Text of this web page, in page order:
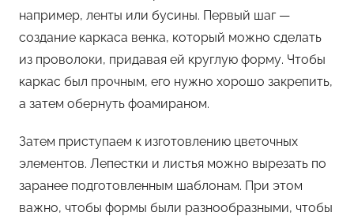
например, ленты или бусины. Первый шаг —
создание каркаса венка, который можно сделать
из проволоки, придавая ей круглую форму. Чтобы
каркас был прочным, его нужно хорошо закрепить,
а затем обернуть фоамираном.
Затем приступаем к изготовлению цветочных
элементов. Лепестки и листья можно вырезать по
заранее подготовленным шаблонам. При этом
важно, чтобы формы были разнообразными, чтобы